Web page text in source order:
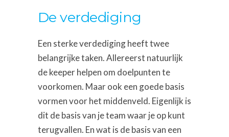
De verdediging
Een sterke verdediging heeft twee
belangrijke taken. Allereerst natuurlijk
de keeper helpen om doelpunten te
voorkomen. Maar ook een goede basis
vormen voor het middenveld. Eigenlijk is
dit de basis van je team waar je op kunt
terugvallen. En wat is de basis van een